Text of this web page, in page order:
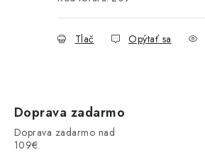
Tlač Opýtať sa
Doprava zadarmo
Doprava zadarmo nad
109€.